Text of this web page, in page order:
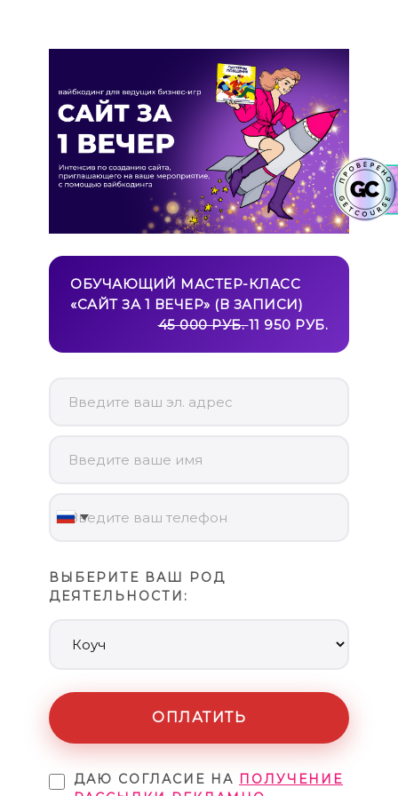
ОБУЧАЮЩИЙ МАСТЕР-КЛАСС
«САЙТ ЗА 1 ВЕЧЕР» (В ЗАПИСИ)
45 000 РУБ.11 950 РУБ.
ВЫБЕРИТЕ ВАШ РОД
ДЕЯТЕЛЬНОСТИ:
ОПЛАТИТЬ
ДАЮ СОГЛАСИЕ НА ПОЛУЧЕНИЕ